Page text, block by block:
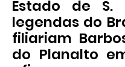
Estado de S.
legendas do
filiariam
do Planalto